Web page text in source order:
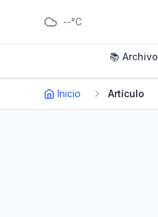
--°C
📚 Archivo
Inicio Artículo